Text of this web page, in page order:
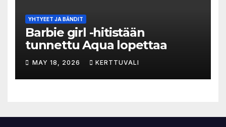
YHTYEET JA BÄNDIT
Barbie girl -hitistään
tunnettu Aqua lopettaa
MAY 18, 2026 KERTTUVALI